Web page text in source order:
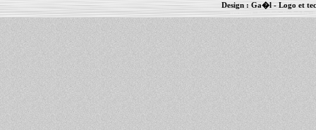
Design : Ga�l- Logo et